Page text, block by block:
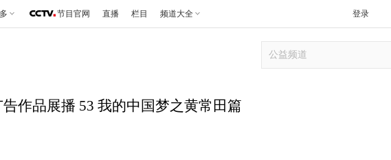
节目官网 直播 栏目 频道大全 登录
作品展播 53 我的中国梦之黄常田篇